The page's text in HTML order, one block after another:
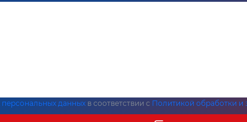
персональных данных в соответствии с Политикой обработки и